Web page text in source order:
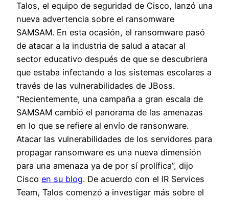
Talos, el equipo de seguridad de Cisco, lanzó una
nueva advertencia sobre el ransomware
SAMSAM. En esta ocasión, el ransomware pasó
de atacar a la industria de salud a atacar al
sector educativo después de que se descubriera
que estaba infectando a los sistemas escolares a
través de las vulnerabilidades de JBoss.
“Recientemente, una campaña a gran escala de
SAMSAM cambió el panorama de las amenazas
en lo que se refiere al envío de ransonware.
Atacar las vulnerabilidades de los servidores para
propagar ransomware es una nueva dimensión
para una amenaza ya de por sí prolífica”, dijo
Cisco en su blog. De acuerdo con el IR Services
Team, Talos comenzó a investigar más sobre el